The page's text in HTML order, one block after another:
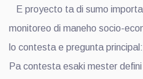
E proyecto ta di sumo
monitoreo di maneho socio-
lo contesta e pregunta
Pa contesta esaki mester